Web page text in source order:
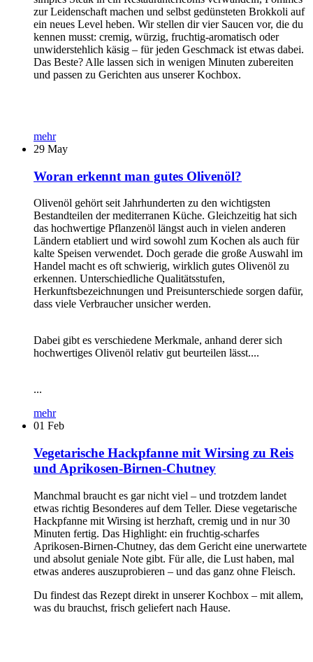
zur Leidenschaft machen und selbst gedünsteten Brokkoli auf
ein neues Level heben. Wir stellen dir vier Saucen vor, die du
kennen musst: cremig, würzig, fruchtig-aromatisch oder
unwiderstehlich käsig – für jeden Geschmack ist etwas dabei.
Das Beste? Alle lassen sich in wenigen Minuten zubereiten
und passen zu Gerichten aus unserer Kochbox.
mehr
29 May
Woran erkennt man gutes Olivenöl?
Olivenöl gehört seit Jahrhunderten zu den wichtigsten
Bestandteilen der mediterranen Küche. Gleichzeitig hat sich
das hochwertige Pflanzenöl längst auch in vielen anderen
Ländern etabliert und wird sowohl zum Kochen als auch für
kalte Speisen verwendet. Doch gerade die große Auswahl im
Handel macht es oft schwierig, wirklich gutes Olivenöl zu
erkennen. Unterschiedliche Qualitätsstufen,
Herkunftsbezeichnungen und Preisunterschiede sorgen dafür,
dass viele Verbraucher unsicher werden.
Dabei gibt es verschiedene Merkmale, anhand derer sich
hochwertiges Olivenöl relativ gut beurteilen lässt....
...
mehr
01 Feb
Vegetarische Hackpfanne mit Wirsing zu Reis
und Aprikosen-Birnen-Chutney
Manchmal braucht es gar nicht viel – und trotzdem landet
etwas richtig Besonderes auf dem Teller. Diese vegetarische
Hackpfanne mit Wirsing ist herzhaft, cremig und in nur 30
Minuten fertig. Das Highlight: ein fruchtig-scharfes
Aprikosen-Birnen-Chutney, das dem Gericht eine unerwartete
und absolut geniale Note gibt. Für alle, die Lust haben, mal
etwas anderes auszuprobieren – und das ganz ohne Fleisch.
Du findest das Rezept direkt in unserer Kochbox – mit allem,
was du brauchst, frisch geliefert nach Hause.